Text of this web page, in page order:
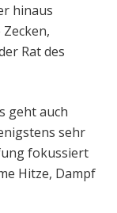
hinaus
Rat des
geht auch
sehr
fokussiert
Hitze, Dampf